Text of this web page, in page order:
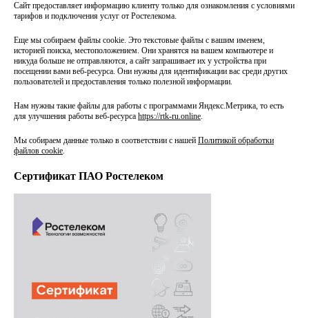
Сайт предоставляет информацию клиенту только для ознакомления с условиями
тарифов и подключения услуг от Ростелекома.
Еще мы собираем файлы cookie. Это текстовые файлы с вашим именем,
историей поиска, местоположением. Они хранятся на вашем компьютере и
никуда больше не отправляются, а сайт запрашивает их у устройства при
посещении вами веб-ресурса. Они нужны для идентификации вас среди других
пользователей и предоставления только полезной информации.
Нам нужны такие файлы для работы с программами Яндекс.Метрика, то есть
для улучшения работы веб-ресурса https://rtk-ru.online.
Мы собираем данные только в соответствии с нашей Политикой обработки
файлов cookie.
Сертификат ПАО Ростелеком